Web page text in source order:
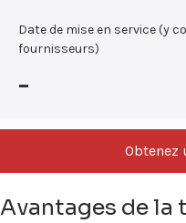
Date de mise en service (y
fournisseurs)
-
Obtenez
Avantages de la